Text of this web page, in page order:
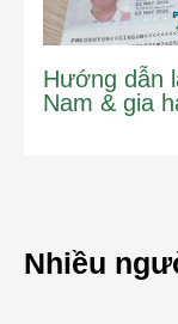
Hướng dẫn
Nam & gia
Nhiều